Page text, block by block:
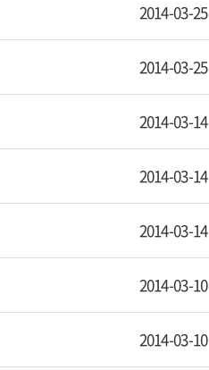
2014-03-25
2014-03-25
2014-03-14
2014-03-14
2014-03-14
2014-03-10
2014-03-10